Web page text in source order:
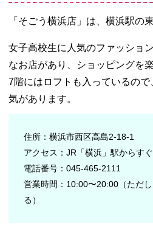
A
西洋館めぐ
り
− 金沢動物
園
YOKOHAM
A（マリンア
ンドウォー
クヨコハ
マ）
「そごう横浜店」は、横浜駅の
女子高校生に人気のファッショ
なお店があり、ショッピングを
7階にはロフトも入っているの
気があります。
住所：横浜市西区高島2-18-1
アクセス：JR「横浜」駅からすぐ
電話番号：045-465-2111
営業時間：10:00〜20:00（ただ
る）